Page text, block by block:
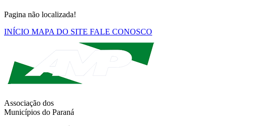
Pagina não localizada!
INÍCIO MAPA DO SITE FALE CONOSCO
Associação dos
Municípios do Paraná